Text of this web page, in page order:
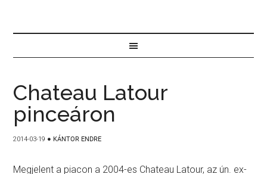
Chateau Latour
pinceáron
2014-03-19 ● KÁNTOR ENDRE
Megjelent a piacon a 2004-es Chateau Latour, az ún. ex-